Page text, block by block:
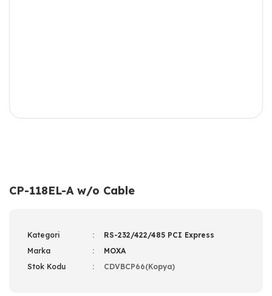
CP-118EL-A w/o Cable
Kategori
RS-232/422/485 PCI Express
Marka
MOXA
Stok Kodu
CDVBCP66(Kopya)